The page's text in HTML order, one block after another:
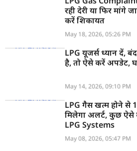
रही देरी या फिर मांगे
करें शिकायत
May 18, 2026, 05:26 PM
LPG यूजर्स ध्यान दें,
है, तो ऐसे करें अपडेट,
May 14, 2026, 09:10 PM
LPG गैस खत्म होने से
मिलेगा अलर्ट, कुछ ऐसे
LPG Systems
May 08, 2026, 05:47 PM